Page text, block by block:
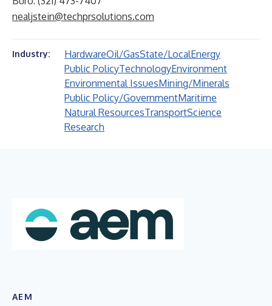
nealjstein@techprsolutions.com
Industry: HardwareOil/GasState/LocalEnergy
Public PolicyTechnologyEnvironment
Environmental IssuesMining/Minerals
Public Policy/GovernmentMaritime
Natural ResourcesTransportScience
Research
AEM